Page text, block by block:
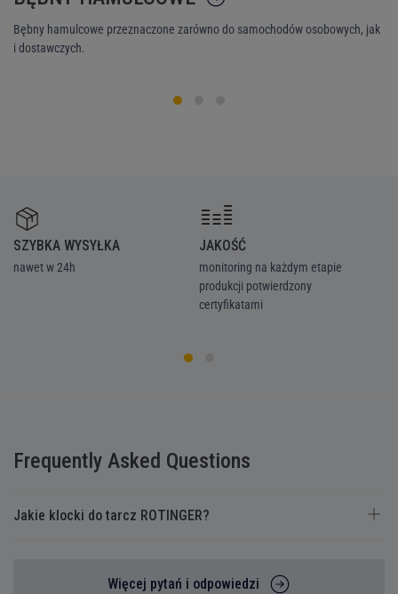
Bębny hamulcowe przeznaczone zarówno do samochodów osobowych, jak
i dostawczych.
SZYBKA WYSYŁKA
nawet w 24h
JAKOŚĆ
monitoring na każdym etapie
produkcji potwierdzony
certyfikatami
Frequently Asked Questions
Jakie klocki do tarcz ROTINGER?
Więcej pytań i odpowiedzi